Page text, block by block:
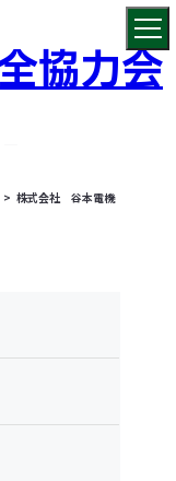
協力会
株式会社 谷本電機